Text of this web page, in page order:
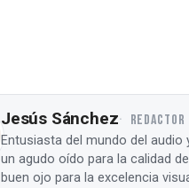
Jesús Sánchez REDACTOR
Entusiasta del mundo del audio
un agudo oído para la calidad
buen ojo para la excelencia